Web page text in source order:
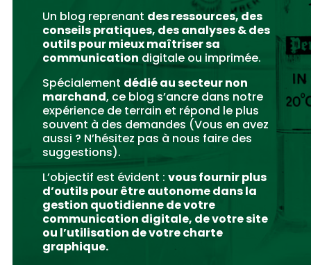
Un blog reprenant des ressources, des
conseils pratiques, des analyses & des
outils pour mieux maîtriser sa
communication digitale ou imprimée.
Spécialement dédié au secteur non
marchand, ce blog s’ancre dans notre
expérience de terrain et répond le plus
souvent à des demandes (Vous en avez
aussi ? N’hésitez pas à nous faire des
suggestions).
L’objectif est évident : vous fournir plus
d’outils pour être autonome dans la
gestion quotidienne de votre
communication digitale, de votre site
ou l’utilisation de votre charte
graphique.